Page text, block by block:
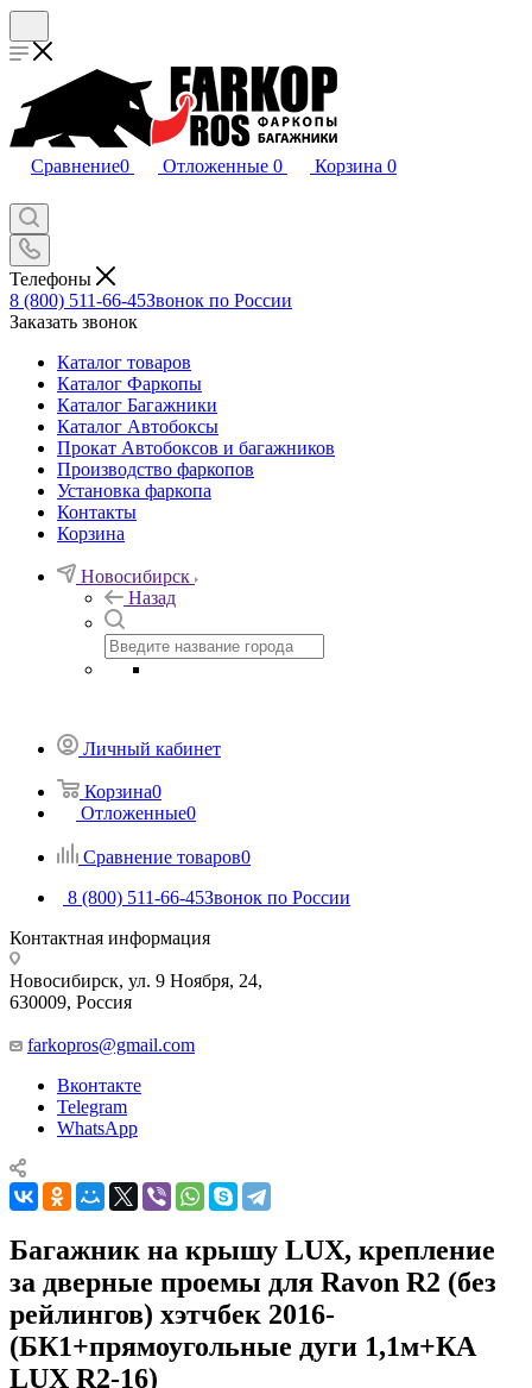
Сравнение0 Отложенные 0 Корзина 0
Телефоны
8 (800) 511-66-45Звонок по России
Заказать звонок
Каталог товаров
Каталог Фаркопы
Каталог Багажники
Каталог Автобоксы
Прокат Автобоксов и багажников
Производство фаркопов
Установка фаркопа
Контакты
Корзина
Новосибирск
Назад
Личный кабинет
Корзина0
Отложенные0
Сравнение товаров0
8 (800) 511-66-45Звонок по России
Контактная информация
Новосибирск, ул. 9 Ноября, 24,
630009, Россия
farkopros@gmail.com
Вконтакте
Telegram
WhatsApp
Багажник на крышу LUX, крепление
за дверные проемы для Ravon R2 (без
рейлингов) хэтчбек 2016-
(БК1+прямоугольные дуги 1,1м+КА
LUX R2-16)